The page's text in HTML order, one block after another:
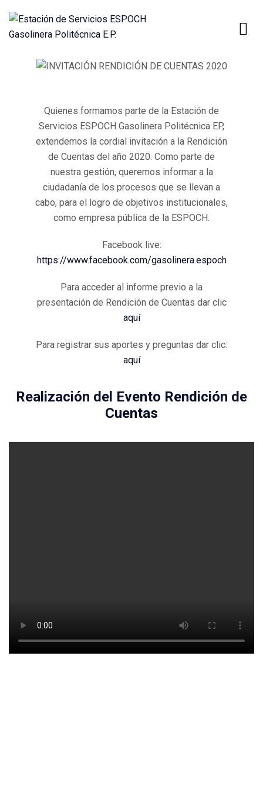
Quienes formamos parte de la Estación de
Servicios ESPOCH Gasolinera Politécnica EP,
extendemos la cordial invitación a la Rendición
de Cuentas del año 2020. Como parte de
nuestra gestión, queremos informar a la
ciudadanía de los procesos que se llevan a
cabo, para el logro de objetivos institucionales,
como empresa pública de la ESPOCH.
Facebook live:
https://www.facebook.com/gasolinera.espoch
Para acceder al informe previo a la
presentación de Rendición de Cuentas dar clic
aquí
Para registrar sus aportes y preguntas dar clic:
aquí
Realización del Evento Rendición de
Cuentas